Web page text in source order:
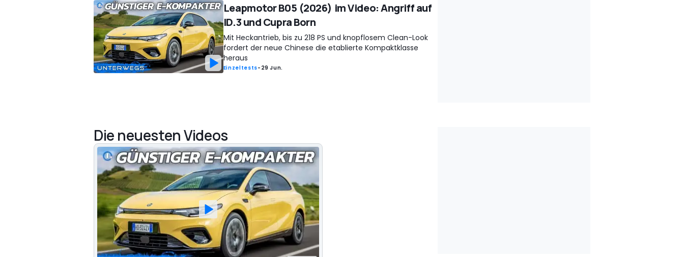
Leapmotor B05 (2026) im Video: Angriff auf
ID.3 und Cupra Born
Mit Heckantrieb, bis zu 218 PS und knopflosem Clean-Look
fordert der neue Chinese die etablierte Kompaktklasse
heraus
Einzeltests- 29 Jun.
Die neuesten Videos